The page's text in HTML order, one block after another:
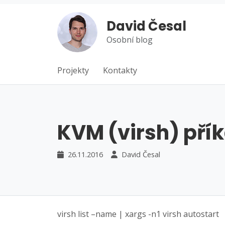
David Česal
Osobní blog
Projekty Kontakty
KVM (virsh)
26.11.2016 David Česal
virsh list –name | xargs -n1 virsh autostart